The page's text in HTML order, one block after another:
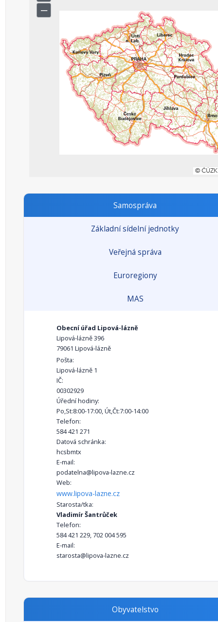
Samospráva
Základní sídelní jednotky
Veřejná správa
Euroregiony
MAS
Obecní úřad Lipová-lázně
Lipová-lázně 396
79061 Lipová-lázně
Pošta:
Lipová-lázně 1
IČ:
00302929
Úřední hodiny:
Po,St:8:00-17:00, Út,Čt:7:00-14:00
Telefon:
584 421 271
Datová schránka:
hcsbmtx
E-mail:
podatelna@lipova-lazne.cz
Web:
www.lipova-lazne.cz
Starosta/tka:
Vladimír Šantrůček
Telefon:
584 421 229, 702 004 595
E-mail:
starosta@lipova-lazne.cz
Obyvatelstvo